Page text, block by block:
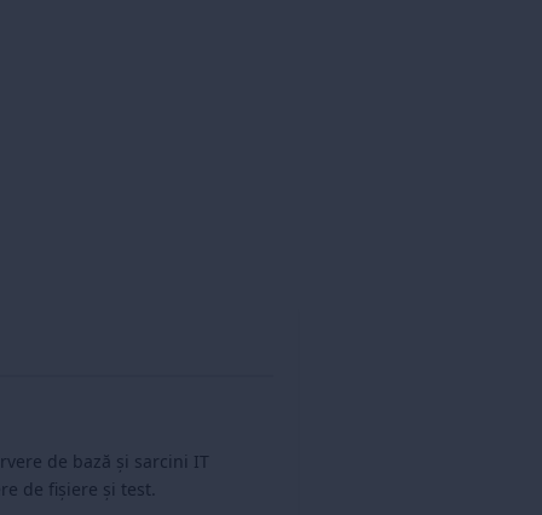
de bază și sarcini IT
de fișiere și test.